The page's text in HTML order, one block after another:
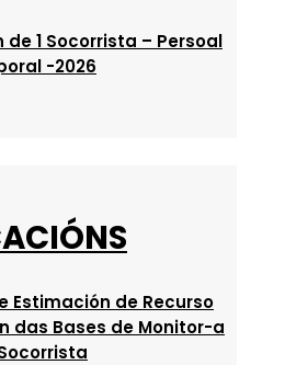
1 Socorrista – Persoal
-2026
Estimación de Recurso
das Bases de Monitor-a